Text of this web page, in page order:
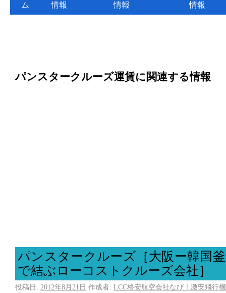
ム 情報 情報 情報
パンスタークルーズ運賃に関連する情報
パンスタークルーズ［大阪ー韓国
で結ぶローコストクルーズ会社］
投稿日: 2012年8月21日 作成者: LCC格安航空会社なび！激安飛行